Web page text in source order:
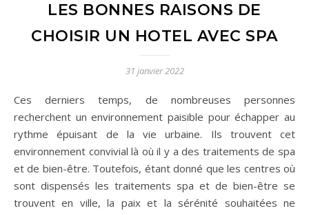
LES BONNES RAISONS DE
CHOISIR UN HOTEL AVEC SPA
31 janvier 2022
Ces derniers temps, de nombreuses personnes
recherchent un environnement paisible pour échapper au
rythme épuisant de la vie urbaine. Ils trouvent cet
environnement convivial là où il y a des traitements de spa
et de bien-être. Toutefois, étant donné que les centres où
sont dispensés les traitements spa et de bien-être se
trouvent en ville, la paix et la sérénité souhaitées ne